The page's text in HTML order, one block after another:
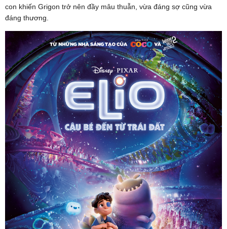
con khiến Grigon trở nên đầy mâu thuẫn, vừa đáng sợ cũng vừa
đáng thương.